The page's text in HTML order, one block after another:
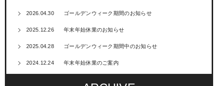
2026.04.30 ゴールデンウィーク期間のお知らせ
2025.12.26 年末年始休業のお知らせ
2025.04.28 ゴールデンウィーク期間中のお知らせ
2024.12.24 年末年始休業のご案内